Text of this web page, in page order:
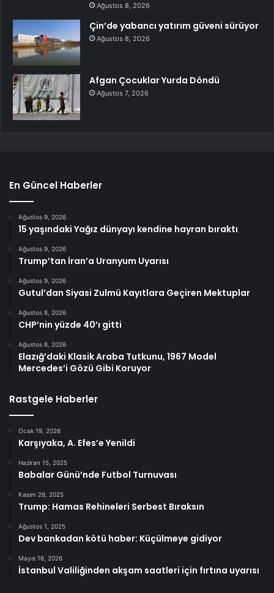
Ağustos 8, 2026
Çin’de yabancı yatırım güveni sürüyor
Ağustos 8, 2026
Afgan Çocuklar Yurda Döndü
Ağustos 7, 2026
En Güncel Haberler
Ağustos 9, 2026
15 yaşındaki Yağız dünyayı kendine hayran bıraktı
Ağustos 9, 2026
Trump’tan İran’a Uranyum Uyarısı
Ağustos 9, 2026
Gutul’dan Siyasi Zulmü Kayıtlara Geçiren Mektuplar
Ağustos 8, 2026
CHP’nin yüzde 40’ı gitti
Ağustos 8, 2026
Elazığ’daki Klasik Araba Tutkunu, 1967 Model
Mercedes’i Gözü Gibi Koruyor
Rastgele Haberler
Ocak 19, 2026
Karşıyaka, A. Efes’e Yenildi
Haziran 15, 2025
Babalar Günü’nde Futbol Turnuvası
Kasım 28, 2025
Trump: Hamas Rehineleri Serbest Bıraksın
Ağustos 1, 2025
Dev bankadan kötü haber: Küçülmeye gidiyor
Mayıs 16, 2026
İstanbul Valiliğinden akşam saatleri için fırtına uyarısı